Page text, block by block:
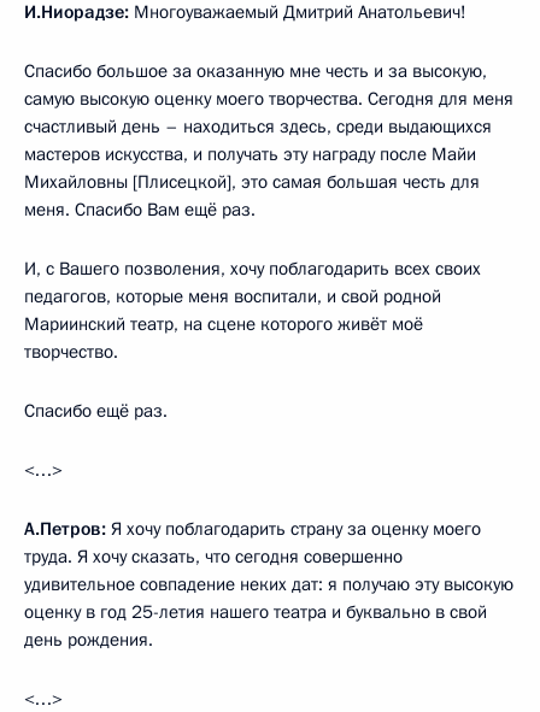
И.Ниорадзе: Многоуважаемый Дмитрий Анатольевич!
Спасибо большое за оказанную мне честь и за высокую,
самую высокую оценку моего творчества. Сегодня для меня
счастливый день – находиться здесь, среди выдающихся
мастеров искусства, и получать эту награду после Майи
Михайловны [Плисецкой], это самая большая честь для
меня. Спасибо Вам ещё раз.
И, с Вашего позволения, хочу поблагодарить всех своих
педагогов, которые меня воспитали, и свой родной
Мариинский театр, на сцене которого живёт моё
творчество.
Спасибо ещё раз.
<…>
А.Петров: Я хочу поблагодарить страну за оценку моего
труда. Я хочу сказать, что сегодня совершенно
удивительное совпадение неких дат: я получаю эту высокую
оценку в год 25-летия нашего театра и буквально в свой
день рождения.
<…>